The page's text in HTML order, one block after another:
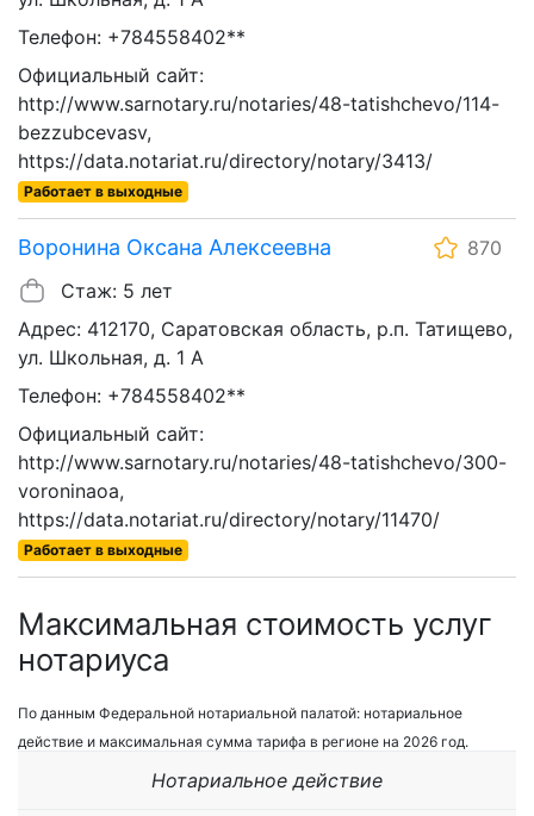
Телефон: +784558402**
Официальный сайт:
http://www.sarnotary.ru/notaries/48-tatishchevo/114-
bezzubcevasv,
https://data.notariat.ru/directory/notary/3413/
Работает в выходные
Воронина Оксана Алексеевна
870
Стаж: 5 лет
Адрес: 412170, Саратовская область, р.п. Татищево,
ул. Школьная, д. 1 А
Телефон: +784558402**
Официальный сайт:
http://www.sarnotary.ru/notaries/48-tatishchevo/300-
voroninaoa,
https://data.notariat.ru/directory/notary/11470/
Работает в выходные
Максимальная стоимость услуг
нотариуса
По данным Федеральной нотариальной палатой: нотариальное
действие и максимальная сумма тарифа в регионе на 2026 год.
Нотариальное действие